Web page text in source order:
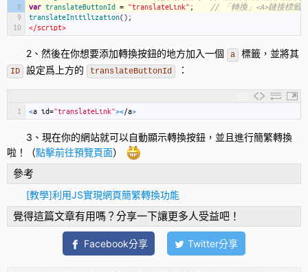
8
9
10
var translateButtonId = "translateLink" ;
// 「轉換」<A>鏈接標籤
translateInitilization() ;
</script>
2、然後在你想要添加轉換按鈕的地方加入一個 a 標籤，並將其
ID 設定爲上方的 translateButtonId ：
1 <a id="translateLink"></a>
3、現在你的網站就可以自動顯示轉換按鈕，並且進行簡繁轉換
啦！（點擊前往預覽頁面）
參考
[教學]利用JS實現網頁簡繁轉換功能
覺得這篇文章有用嗎？分享一下讓更多人受益吧！
Facebook分享 Twitter分享